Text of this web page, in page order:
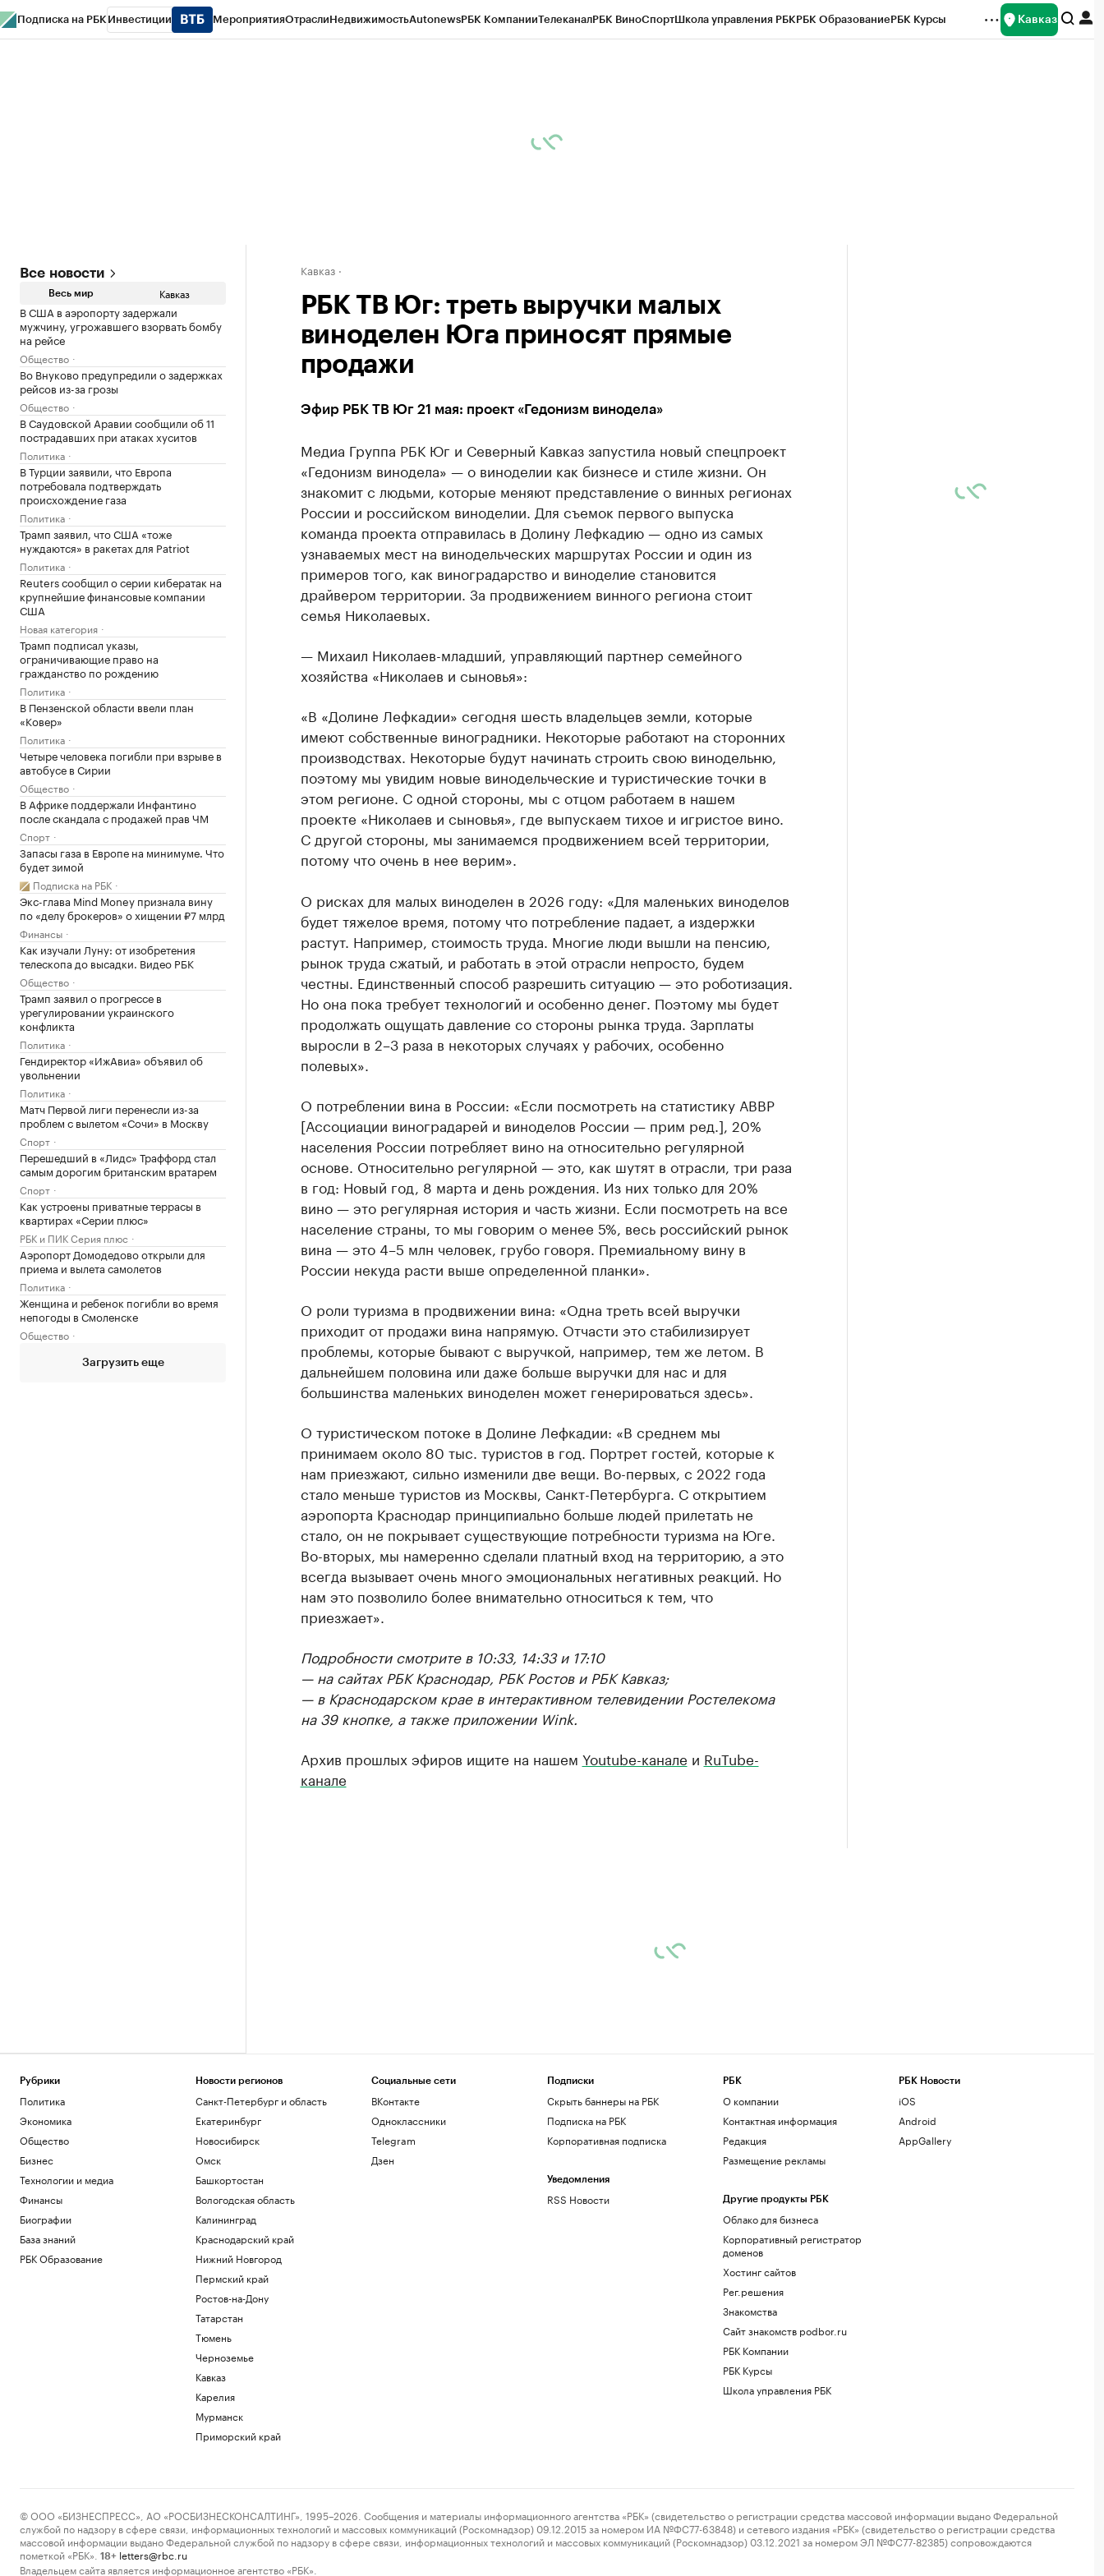
Подписка на РБК Инвестиции МероприятияОтраслиНедвижимостьAutonewsРБК КомпанииТелеканалРБК ВиноСпортШкола управления РБКРБК ОбразованиеРБК Курсы Кавказ
Все новости
Весь мир Кавказ
В США в аэропорту задержали
мужчину, угрожавшего взорвать бомбу
на рейсе
Общество
Во Внуково предупредили о задержках
рейсов из-за грозы
Общество
В Саудовской Аравии сообщили об 11
пострадавших при атаках хуситов
Политика
В Турции заявили, что Европа
потребовала подтверждать
происхождение газа
Политика
Трамп заявил, что США «тоже
нуждаются» в ракетах для Patriot
Политика
Reuters сообщил о серии кибератак на
крупнейшие финансовые компании
США
Новая категория
Трамп подписал указы,
ограничивающие право на
гражданство по рождению
Политика
В Пензенской области ввели план
«Ковер»
Политика
Четыре человека погибли при взрыве в
автобусе в Сирии
Общество
В Африке поддержали Инфантино
после скандала с продажей прав ЧМ
Спорт
Запасы газа в Европе на минимуме. Что
будет зимой
Подписка на РБК
Экс-глава Mind Money признала вину
по «делу брокеров» о хищении ₽7 млрд
Финансы
Как изучали Луну: от изобретения
телескопа до высадки. Видео РБК
Общество
Трамп заявил о прогрессе в
урегулировании украинского
конфликта
Политика
Гендиректор «ИжАвиа» объявил об
увольнении
Политика
Матч Первой лиги перенесли из-за
проблем с вылетом «Сочи» в Москву
Спорт
Перешедший в «Лидс» Траффорд стал
самым дорогим британским вратарем
Спорт
Как устроены приватные террасы в
квартирах «Серии плюс»
РБК и ПИК Серия плюс
Аэропорт Домодедово открыли для
приема и вылета самолетов
Политика
Женщина и ребенок погибли во время
непогоды в Смоленске
Общество
Загрузить еще
Кавказ
РБК ТВ Юг: треть выручки малых
виноделен Юга приносят прямые
продажи
Эфир РБК ТВ Юг 21 мая: проект «Гедонизм винодела»
Медиа Группа РБК Юг и Северный Кавказ запустила новый спецпроект
«Гедонизм винодела» — о виноделии как бизнесе и стиле жизни. Он
знакомит с людьми, которые меняют представление о винных регионах
России и российском виноделии. Для съемок первого выпуска
команда проекта отправилась в Долину Лефкадию — одно из самых
узнаваемых мест на винодельческих маршрутах России и один из
примеров того, как виноградарство и виноделие становится
драйвером территории. За продвижением винного региона стоит
семья Николаевых.
— Михаил Николаев-младший, управляющий партнер семейного
хозяйства «Николаев и сыновья»:
«В «Долине Лефкадии» сегодня шесть владельцев земли, которые
имеют собственные виноградники. Некоторые работают на сторонних
производствах. Некоторые будут начинать строить свою винодельню,
поэтому мы увидим новые винодельческие и туристические точки в
этом регионе. С одной стороны, мы с отцом работаем в нашем
проекте «Николаев и сыновья», где выпускаем тихое и игристое вино.
С другой стороны, мы занимаемся продвижением всей территории,
потому что очень в нее верим».
О рисках для малых виноделен в 2026 году: «Для маленьких виноделов
будет тяжелое время, потому что потребление падает, а издержки
растут. Например, стоимость труда. Многие люди вышли на пенсию,
рынок труда сжатый, и работать в этой отрасли непросто, будем
честны. Единственный способ разрешить ситуацию — это роботизация.
Но она пока требует технологий и особенно денег. Поэтому мы будет
продолжать ощущать давление со стороны рынка труда. Зарплаты
выросли в 2–3 раза в некоторых случаях у рабочих, особенно
полевых».
О потреблении вина в России: «Если посмотреть на статистику АВВР
[Ассоциации виноградарей и виноделов России — прим ред.], 20%
населения России потребляет вино на относительно регулярной
основе. Относительно регулярной — это, как шутят в отрасли, три раза
в год: Новый год, 8 марта и день рождения. Из них только для 20%
вино — это регулярная история и часть жизни. Если посмотреть на все
население страны, то мы говорим о менее 5%, весь российский рынок
вина — это 4–5 млн человек, грубо говоря. Премиальному вину в
России некуда расти выше определенной планки».
О роли туризма в продвижении вина: «Одна треть всей выручки
приходит от продажи вина напрямую. Отчасти это стабилизирует
проблемы, которые бывают с выручкой, например, тем же летом. В
дальнейшем половина или даже больше выручки для нас и для
большинства маленьких виноделен может генерироваться здесь».
О туристическом потоке в Долине Лефкадии: «В среднем мы
принимаем около 80 тыс. туристов в год. Портрет гостей, которые к
нам приезжают, сильно изменили две вещи. Во-первых, с 2022 года
стало меньше туристов из Москвы, Санкт-Петербурга. С открытием
аэропорта Краснодар принципиально больше людей прилетать не
стало, он не покрывает существующие потребности туризма на Юге.
Во-вторых, мы намеренно сделали платный вход на территорию, а это
всегда вызывает очень много эмоциональных негативных реакций. Но
нам это позволило более внимательно относиться к тем, что
приезжает».
Подробности смотрите в 10:33, 14:33 и 17:10
— на сайтах РБК Краснодар, РБК Ростов и РБК Кавказ;
— в Краснодарском крае в интерактивном телевидении Ростелекома
на 39 кнопке, а также приложении Wink.
Архив прошлых эфиров ищите на нашем Youtube-канале и RuTube-
канале
Рубрики
Политика
Экономика
Общество
Бизнес
Технологии и медиа
Финансы
Биографии
База знаний
РБК Образование
Новости регионов
Санкт-Петербург и область
Екатеринбург
Новосибирск
Омск
Башкортостан
Вологодская область
Калининград
Краснодарский край
Нижний Новгород
Пермский край
Ростов-на-Дону
Татарстан
Тюмень
Черноземье
Кавказ
Карелия
Мурманск
Приморский край
Социальные сети
ВКонтакте
Одноклассники
Telegram
Дзен
Подписки
Скрыть баннеры на РБК
Подписка на РБК
Корпоративная подписка
Уведомления
RSS Новости
РБК
О компании
Контактная информация
Редакция
Размещение рекламы
Другие продукты РБК
Облако для бизнеса
Корпоративный регистратор
доменов
Хостинг сайтов
Рег.решения
Знакомства
Сайт знакомств podbor.ru
РБК Компании
РБК Курсы
Школа управления РБК
РБК Новости
iOS
Android
AppGallery
© ООО «БИЗНЕСПРЕСС», АО «РОСБИЗНЕСКОНСАЛТИНГ», 1995–2026. Сообщения и материалы информационного агентства «РБК» (свидетельство о регистрации средства массовой информации выдано Федеральной
службой по надзору в сфере связи, информационных технологий и массовых коммуникаций (Роскомнадзор) 09.12.2015 за номером ИА №ФС77-63848) и сетевого издания «РБК» (свидетельство о регистрации средства
массовой информации выдано Федеральной службой по надзору в сфере связи, информационных технологий и массовых коммуникаций (Роскомнадзор) 03.12.2021 за номером ЭЛ №ФС77-82385) сопровождаются
пометкой «РБК».
18+ letters@rbc.ru
Владельцем сайта является информационное агентство «РБК».